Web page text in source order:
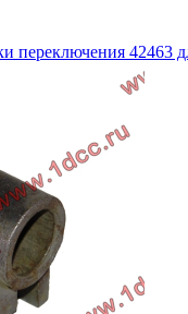
переключения 42463